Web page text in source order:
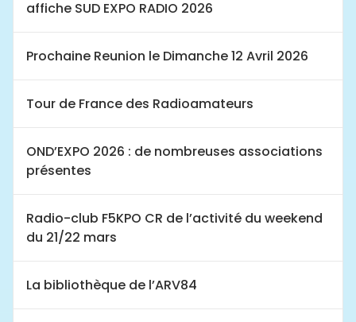
affiche SUD EXPO RADIO 2026
Prochaine Reunion le Dimanche 12 Avril 2026
Tour de France des Radioamateurs
OND’EXPO 2026 : de nombreuses associations
présentes
Radio-club F5KPO CR de l’activité du weekend
du 21/22 mars
La bibliothèque de l’ARV84